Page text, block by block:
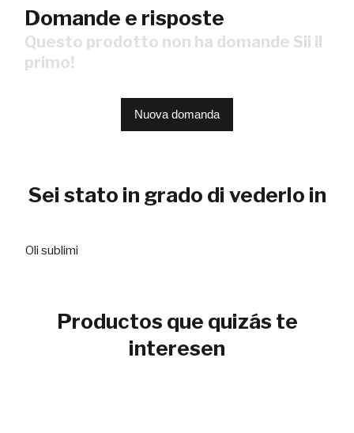
Domande e risposte
Questo prodotto non ha domande Sii il
primo!
Nuova domanda
Sei stato in grado di vederlo in
Oli sublimi
Productos que quizás te
interesen